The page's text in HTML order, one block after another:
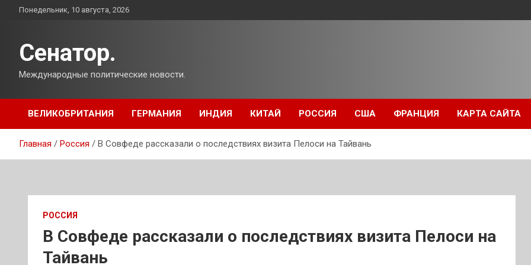
ПерейтиПонедельник, 10 августа, 2026
Сенатор.
Международные политические новости.
ВЕЛИКОБРИТАНИЯ ГЕРМАНИЯ ИНДИЯ КИТАЙ РОССИЯ США ФРАНЦИЯ КАРТА САЙТА
Главная Россия В Совфеде рассказали о последствиях визита Пелоси на Тайвань
РОССИЯ
В Совфеде рассказали о последствиях визита Пелоси на
Тайвань